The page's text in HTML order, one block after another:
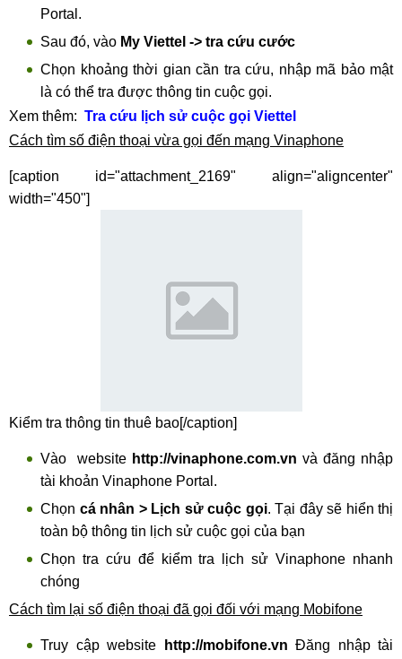
Portal.
Sau đó, vào My Viettel -> tra cứu cước
Chọn khoảng thời gian cần tra cứu, nhập mã bảo mật
là có thể tra được thông tin cuộc gọi.
Xem thêm: Tra cứu lịch sử cuộc gọi Viettel
Cách tìm số điện thoại vừa gọi đến mạng Vinaphone
[caption id="attachment_2169" align="aligncenter"
width="450"]
Kiểm tra thông tin thuê bao[/caption]
Vào website http://vinaphone.com.vn và đăng nhập
tài khoản Vinaphone Portal.
Chọn cá nhân > Lịch sử cuộc gọi. Tại đây sẽ hiển thị
toàn bộ thông tin lịch sử cuộc gọi của bạn
Chọn tra cứu để kiểm tra lịch sử Vinaphone nhanh
chóng
Cách tìm lại số điện thoại đã gọi đối với mạng Mobifone
Truy cập website http://mobifone.vn Đăng nhập tài